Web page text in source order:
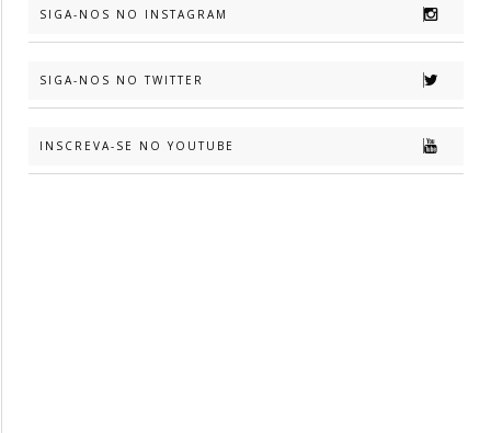
SIGA-NOS NO INSTAGRAM
SIGA-NOS NO TWITTER
INSCREVA-SE NO YOUTUBE